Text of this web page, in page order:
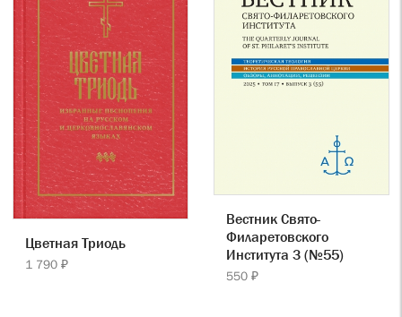
Цветная Триодь
1 790 ₽
Вестник Свято-
Филаретовского
Института 3 (№55)
550 ₽